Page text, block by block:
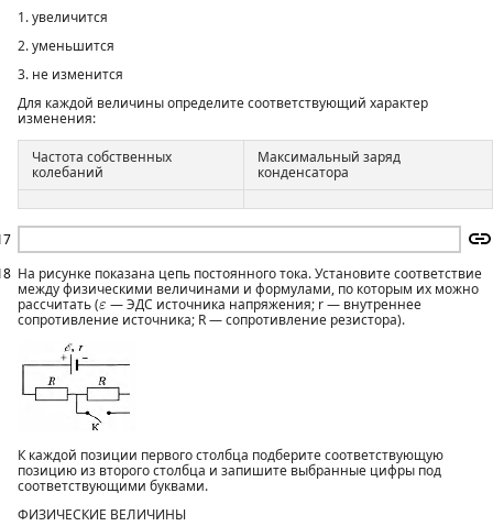
1. увеличится
2. уменьшится
3. не изменится
Для каждой величины определите соответствующий характер
изменения:
Частота собственных
колебаний
Максимальный заряд
конденсатора
На рисунке показана цепь постоянного тока. Установите соответствие
между физическими величинами и формулами, по которым их можно
рассчитать (ε
ε — ЭДС источника напряжения; r — внутреннее
сопротивление источника; R — сопротивление резистора).
К каждой позиции первого столбца подберите соответствующую
позицию из второго столбца и запишите выбранные цифры под
соответствующими буквами.
ФИЗИЧЕСКИЕ ВЕЛИЧИНЫ